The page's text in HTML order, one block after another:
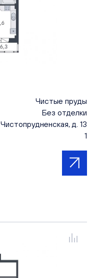
Чистые пруды
Без отделки
Чистопрудненская, д. 13
1